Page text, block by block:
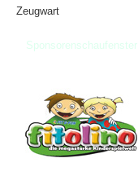
Zeugwart
Sponsorenschaufenster